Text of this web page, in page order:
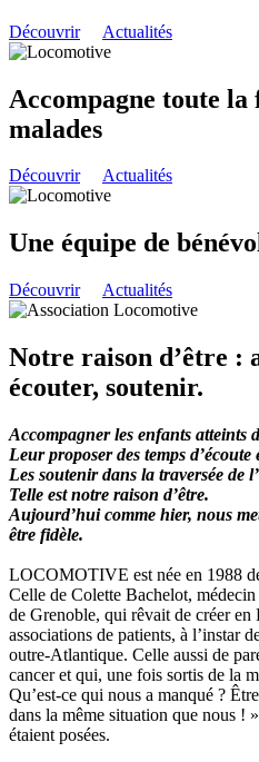
Découvrir Actualités
Accompagne toute la
malades
Découvrir Actualités
Une équipe de
Découvrir Actualités
Notre raison d’être :
écouter, soutenir.
Accompagner les enfants atteints
Leur proposer des temps d’écoute
Les soutenir dans la traversée de
Telle est notre raison d’être.
Aujourd’hui comme hier, nous
être fidèle.
LOCOMOTIVE est née en 1988
Celle de Colette Bachelot,
de Grenoble, qui rêvait de créer en
associations de patients, à l’instar
outre-Atlantique. Celle aussi de
cancer et qui, une fois sortis de la
Qu’est-ce qui nous a manqué ?
dans la même situation que nous !
étaient posées.